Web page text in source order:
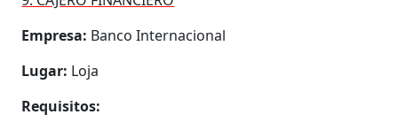
Empresa: Banco Internacional
Lugar: Loja
Requisitos: